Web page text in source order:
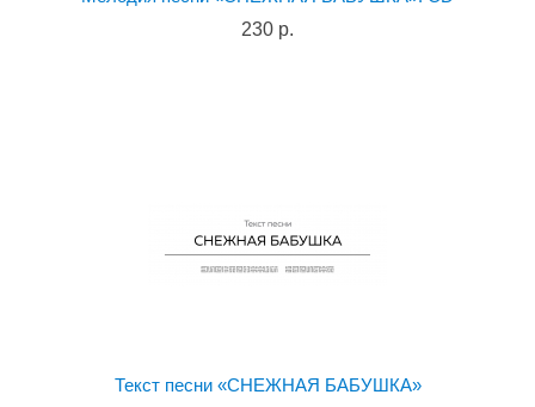
230 р.
Текст песни «СНЕЖНАЯ БАБУШКА»